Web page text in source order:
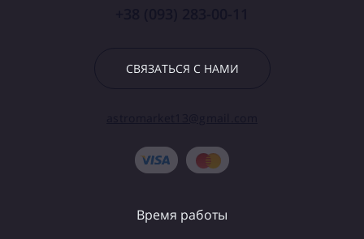
СВЯЗАТЬСЯ С НАМИ
Время работы